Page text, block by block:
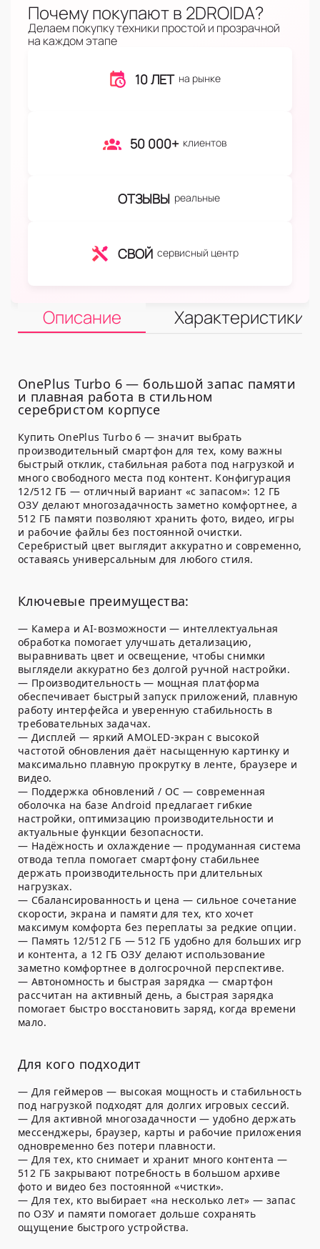
Почему покупают в 2DROIDA?
Делаем покупку техники простой и прозрачной
на каждом этапе
10 ЛЕТ на рынке
50 000+ клиентов
ОТЗЫВЫ реальные
СВОЙ сервисный центр
Описание Характеристики
OnePlus Turbo 6 — большой запас памяти
и плавная работа в стильном
серебристом корпусе
Купить OnePlus Turbo 6 — значит выбрать
производительный смартфон для тех, кому важны
быстрый отклик, стабильная работа под нагрузкой и
много свободного места под контент. Конфигурация
12/512 ГБ — отличный вариант «с запасом»: 12 ГБ
ОЗУ делают многозадачность заметно комфортнее, а
512 ГБ памяти позволяют хранить фото, видео, игры
и рабочие файлы без постоянной очистки.
Серебристый цвет выглядит аккуратно и современно,
оставаясь универсальным для любого стиля.
Ключевые преимущества:
— Камера и AI-возможности — интеллектуальная
обработка помогает улучшать детализацию,
выравнивать цвет и освещение, чтобы снимки
выглядели аккуратно без долгой ручной настройки.
— Производительность — мощная платформа
обеспечивает быстрый запуск приложений, плавную
работу интерфейса и уверенную стабильность в
требовательных задачах.
— Дисплей — яркий AMOLED-экран с высокой
частотой обновления даёт насыщенную картинку и
максимально плавную прокрутку в ленте, браузере и
видео.
— Поддержка обновлений / ОС — современная
оболочка на базе Android предлагает гибкие
настройки, оптимизацию производительности и
актуальные функции безопасности.
— Надёжность и охлаждение — продуманная система
отвода тепла помогает смартфону стабильнее
держать производительность при длительных
нагрузках.
— Сбалансированность и цена — сильное сочетание
скорости, экрана и памяти для тех, кто хочет
максимум комфорта без переплаты за редкие опции.
— Память 12/512 ГБ — 512 ГБ удобно для больших игр
и контента, а 12 ГБ ОЗУ делают использование
заметно комфортнее в долгосрочной перспективе.
— Автономность и быстрая зарядка — смартфон
рассчитан на активный день, а быстрая зарядка
помогает быстро восстановить заряд, когда времени
мало.
Для кого подходит
— Для геймеров — высокая мощность и стабильность
под нагрузкой подходят для долгих игровых сессий.
— Для активной многозадачности — удобно держать
мессенджеры, браузер, карты и рабочие приложения
одновременно без потери плавности.
— Для тех, кто снимает и хранит много контента —
512 ГБ закрывают потребность в большом архиве
фото и видео без постоянной «чистки».
— Для тех, кто выбирает «на несколько лет» — запас
по ОЗУ и памяти помогает дольше сохранять
ощущение быстрого устройства.